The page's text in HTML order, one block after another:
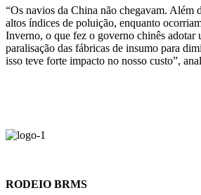
“Os navios da China não chegavam. Além
altos índices de poluição, enquanto
Inverno, o que fez o governo chinês adotar
paralisação das fábricas de insumo para
isso teve forte impacto no nosso custo”,
RODEIO BRMS